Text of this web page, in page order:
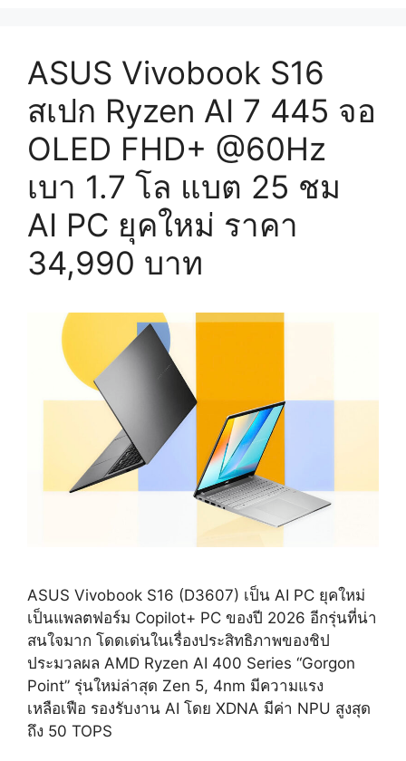
ASUS Vivobook S16
สเปก Ryzen AI 7 445 จอ
OLED FHD+ @60Hz
เบา 1.7 โล แบต 25 ชม
AI PC ยุคใหม่ ราคา
34,990 บาท
ASUS Vivobook S16 (D3607) เป็น AI PC ยุคใหม่
เป็นแพลตฟอร์ม Copilot+ PC ของปี 2026 อีกรุ่นที่น่า
สนใจมาก โดดเด่นในเรื่องประสิทธิภาพของชิป
ประมวลผล AMD Ryzen AI 400 Series “Gorgon
Point” รุ่นใหม่ล่าสุด Zen 5, 4nm มีความแรง
เหลือเฟือ รองรับงาน AI โดย XDNA มีค่า NPU สูงสุด
ถึง 50 TOPS